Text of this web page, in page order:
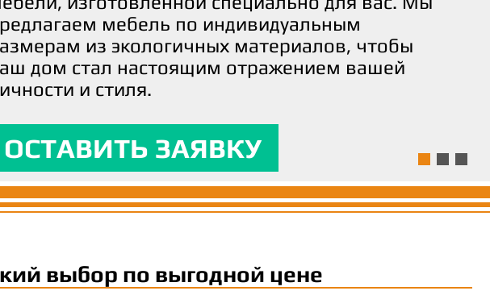
мебель по индивидуальным
из экологичных материалов, чтобы
дом стал настоящим отражением вашей
и стиля.
ОСТАВИТЬ ЗАЯВКУ
изделия не только придают вашему дому
и стиль, но и помогают заботиться о нашей
ОСТАВИТЬ ЗАЯВКУ
команда искусных мастеров готова
ваши идеи и желания в реальность,
каждая деталь мебели соответствовала
ожиданиям и предоставляла
ОСТАВИТЬ ЗАЯВКУ
выбор по выгодной цене